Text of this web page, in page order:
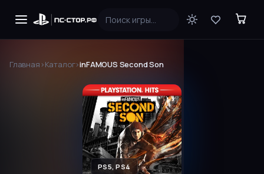
Главная ›Каталог›inFAMOUS Second Son
PS5, PS4